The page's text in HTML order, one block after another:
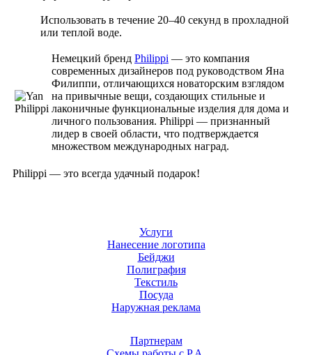
Использовать в течение 20–40 секунд в прохладной
или теплой воде.
Немецкий бренд Philippi — это компания
современных дизайнеров под руководством Яна
Филиппи, отличающихся новаторским взглядом
на привычные вещи, создающих стильные и
лаконичные функциональные изделия для дома и
личного пользования. Philippi — признанный
лидер в своей области, что подтверждается
множеством международных наград.
Philippi — это всегда удачный подарок!
Услуги
Нанесение логотипа
Бейджи
Полиграфия
Текстиль
Посуда
Наружная реклама
Партнерам